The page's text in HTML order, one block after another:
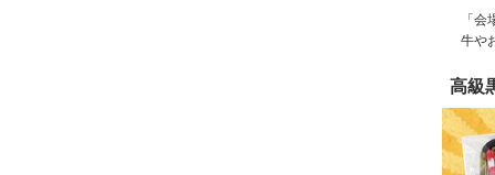
「
牛や
高級